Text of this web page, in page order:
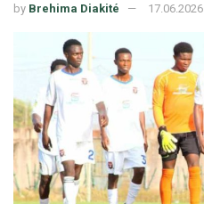
by Brehima Diakité 17.06.2026